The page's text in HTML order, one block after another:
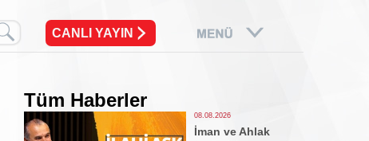
CANLI YAYIN
Tüm Haberler
08.08.2026
İman ve Ahlak